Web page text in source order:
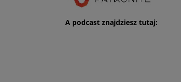
A podcast znajdziesz tutaj: